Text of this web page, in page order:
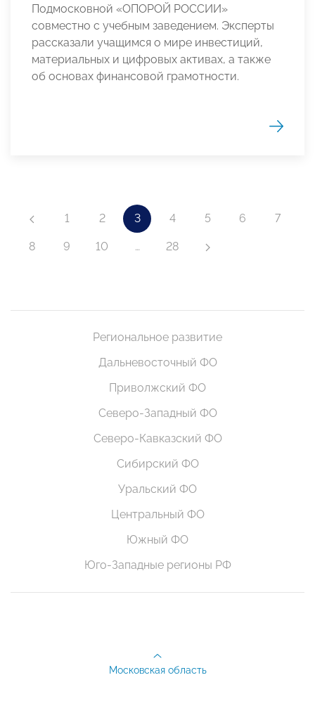
Подмосковной «ОПОРОЙ РОССИИ»
совместно с учебным заведением. Эксперты
рассказали учащимся о мире инвестиций,
материальных и цифровых активах, а также
об основах финансовой грамотности.
1 2 3 4 5 6 7
8 9 10 … 28
Региональное развитие
Дальневосточный ФО
Приволжский ФО
Северо-Западный ФО
Северо-Кавказский ФО
Сибирский ФО
Уральский ФО
Центральный ФО
Южный ФО
Юго-Западные регионы РФ
Московская область